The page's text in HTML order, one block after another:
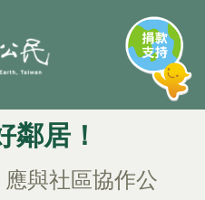
居！
與社區協作公